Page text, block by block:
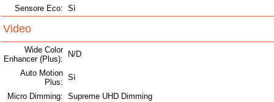
Sensore Eco: Sì
Video
Wide Color
Enhancer (Plus):
N/D
Auto Motion
Plus:
Sì
Micro Dimming: Supreme UHD Dimming